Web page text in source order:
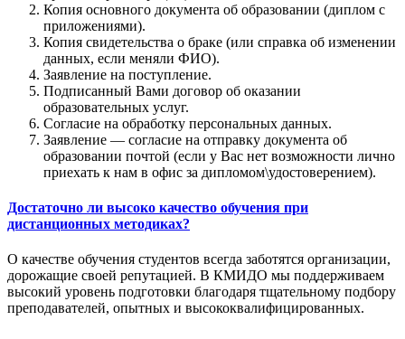
Копия основного документа об образовании (диплом с
приложениями).
Копия свидетельства о браке (или справка об изменении
данных, если меняли ФИО).
Заявление на поступление.
Подписанный Вами договор об оказании
образовательных услуг.
Согласие на обработку персональных данных.
Заявление — согласие на отправку документа об
образовании почтой (если у Вас нет возможности лично
приехать к нам в офис за дипломом\удостоверением).
Достаточно ли высоко качество обучения при
дистанционных методиках?
О качестве обучения студентов всегда заботятся организации,
дорожащие своей репутацией. В КМИДО мы поддерживаем
высокий уровень подготовки благодаря тщательному подбору
преподавателей, опытных и высококвалифицированных.